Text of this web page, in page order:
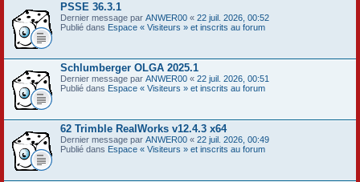
PSSE 36.3.1
Dernier message par ANWER00 « 22 juil. 2026, 00:52
Publié dans Espace « Visiteurs » et inscrits au forum
Schlumberger OLGA 2025.1
Dernier message par ANWER00 « 22 juil. 2026, 00:51
Publié dans Espace « Visiteurs » et inscrits au forum
62 Trimble RealWorks v12.4.3 x64
Dernier message par ANWER00 « 22 juil. 2026, 00:49
Publié dans Espace « Visiteurs » et inscrits au forum